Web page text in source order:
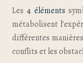
Les 4 éléments
métabolisent
différentes
conflits et les